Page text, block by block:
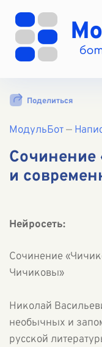
Выбрать режим
Вход
Поделиться
МодульБот—
Сочинение
и
Нейросеть:
Сочинение
Чичиковы»
Николай
необычных и
русской